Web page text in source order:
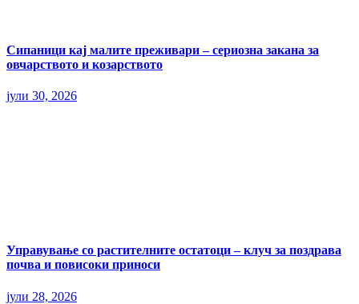
Сипаници кај малите преживари – сериозна закана за
овчарството и козарството
јули 30, 2026
Управување со растителните остатоци – клуч за поздрава
почва и повисоки приноси
јули 28, 2026